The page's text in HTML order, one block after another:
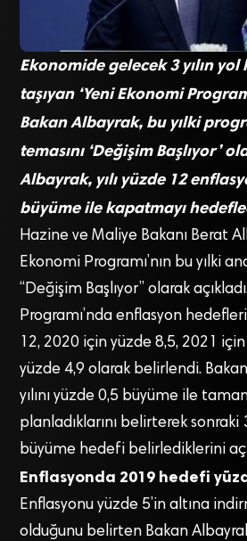
Ekonomide gelecek 3 yılın
taşıyan ‘Yeni Ekonomi
Bakan Albayrak, bu yılki
temasını ‘Değişim Başlıyor’
Albayrak, yılı yüzde 12
büyüme ile kapatmayı
Hazine ve Maliye Bakanı Berat
Ekonomi Programı’nın bu yılki
“Değişim Başlıyor” olarak
Programı’nda enflasyon
12, 2020 için yüzde 8,5, 2021
yüzde 4,9 olarak belirlendi.
yılını yüzde 0,5 büyüme ile
planladıklarını belirterek sonraki
büyüme hedefi belirlediklerini
Enflasyonda 2019 hedefi
Enflasyonu yüzde 5’in altına
olduğunu belirten Bakan